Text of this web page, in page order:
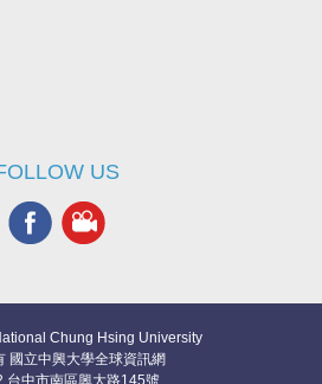
US
Chung Hsing University
國立中興大學全球資訊網
台中市南區興大路145號